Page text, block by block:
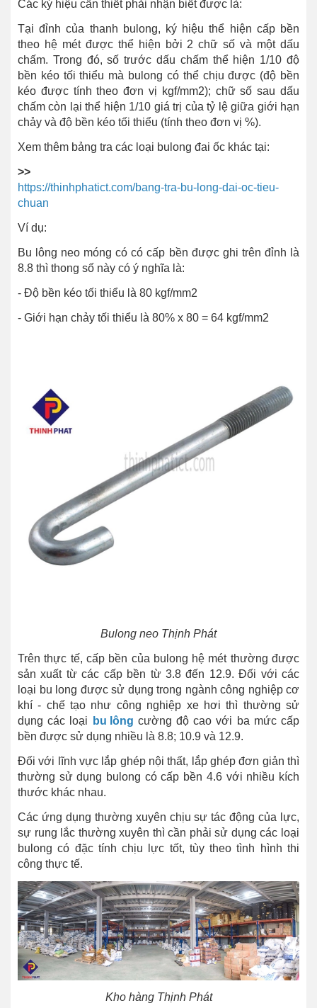
Các ký hiệu cần thiết phải nhận biết được là:
Tại đỉnh của thanh bulong, ký hiệu thể hiện cấp bền
theo hệ mét được thể hiện bởi 2 chữ số và một dấu
chấm. Trong đó, số trước dấu chấm thể hiện 1/10 độ
bền kéo tối thiểu mà bulong có thể chịu được (độ bền
kéo được tính theo đơn vị kgf/mm2); chữ số sau dấu
chấm còn lại thể hiện 1/10 giá trị của tỷ lệ giữa giới hạn
chảy và độ bền kéo tối thiểu (tính theo đơn vị %).
Xem thêm bảng tra các loại bulong đai ốc khác tại:
>>
https://thinhphatict.com/bang-tra-bu-long-dai-oc-tieu-
chuan
Ví dụ:
Bu lông neo móng có có cấp bền được ghi trên đỉnh là
8.8 thì thong số này có ý nghĩa là:
- Độ bền kéo tối thiểu là 80 kgf/mm2
- Giới hạn chảy tối thiểu là 80% x 80 = 64 kgf/mm2
Bulong neo Thịnh Phát
Trên thực tế, cấp bền của bulong hệ mét thường được
sản xuất từ các cấp bền từ 3.8 đến 12.9. Đối với các
loại bu long được sử dụng trong ngành công nghiệp cơ
khí - chế tạo như công nghiệp xe hơi thì thường sử
dụng các loại
bu lông cường độ cao với ba mức cấp
bền được sử dụng nhiều là 8.8; 10.9 và 12.9.
Đối với lĩnh vực lắp ghép nội thất, lắp ghép đơn giản thì
thường sử dụng bulong có cấp bền 4.6 với nhiều kích
thước khác nhau.
Các ứng dụng thường xuyên chịu sự tác động của lực,
sự rung lắc thường xuyên thì cần phải sử dụng các loại
bulong có đặc tính chịu lực tốt, tùy theo tình hình thi
công thực tế.
Kho hàng Thịnh Phát